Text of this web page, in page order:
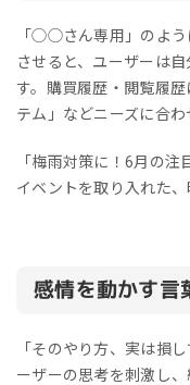
「◯◯さん専用」のよう
させると、ユーザーは
す。購買履歴・閲覧履
テム」などニーズに合わ
「梅雨対策に！6月の
イベントを取り入れた
感情を動かす言
「そのやり方、実は損
ーザーの思考を刺激し